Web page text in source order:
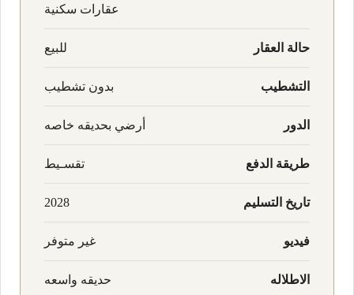
عقارات سكنية
حالة العقار للبيع
التشطيب بدون تشطيب
الدور أرضي بحديقه خاصه
طريقة الدفع تقسـيط
تاريخ التسليم 2028
فيديو غير متوفر
الاطلاله حديقه واسعه